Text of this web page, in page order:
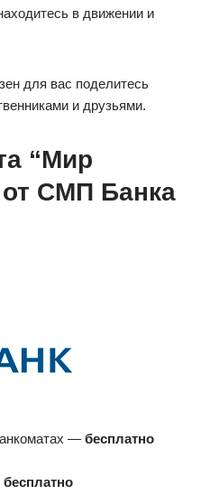
в движении и
для вас поделитесь
и друзьями.
“Мир
СМП Банка
— бесплатно
бесплатно